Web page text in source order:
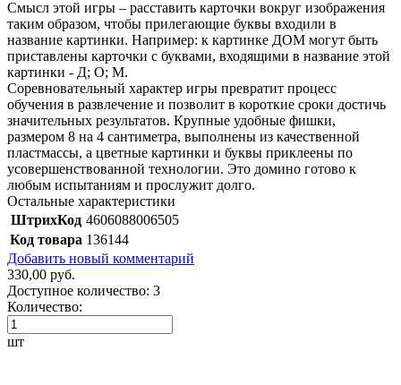
Смысл этой игры – расставить карточки вокруг изображения
таким образом, чтобы прилегающие буквы входили в
название картинки. Например: к картинке ДОМ могут быть
приставлены карточки с буквами, входящими в название этой
картинки - Д; О; М.
Соревновательный характер игры превратит процесс
обучения в развлечение и позволит в короткие сроки достичь
значительных результатов. Крупные удобные фишки,
размером 8 на 4 сантиметра, выполнены из качественной
пластмассы, а цветные картинки и буквы приклеены по
усовершенствованной технологии. Это домино готово к
любым испытаниям и прослужит долго.
Остальные характеристики
ШтрихКод 4606088006505
Код товара 136144
Добавить новый комментарий
330,00 руб.
Доступное количество: 3
Количество:
шт